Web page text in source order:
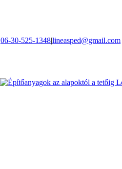
06-30-525-1348|lineasped@gmail.com